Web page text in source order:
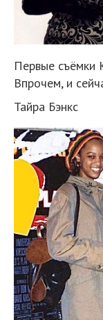
Первые съёмки
Впрочем, и
Тайра Бэнкс